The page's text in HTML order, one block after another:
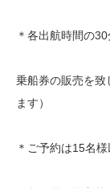
＊各出航時間の30
乗船券の販売を致
ます）
＊ご予約は15名